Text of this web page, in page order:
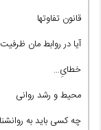
قانون تفاوتها
آیا در روابط مان
خطایِ…
محیط و رشد روانی
چه کسی باید به